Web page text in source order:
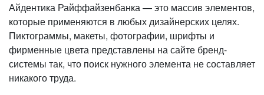
Айдентика Райффайзенбанка — это массив элементов,
которые применяются в любых дизайнерских целях.
Пиктограммы, макеты, фотографии, шрифты и
фирменные цвета представлены на сайте бренд-
системы так, что поиск нужного элемента не составляет
никакого труда.